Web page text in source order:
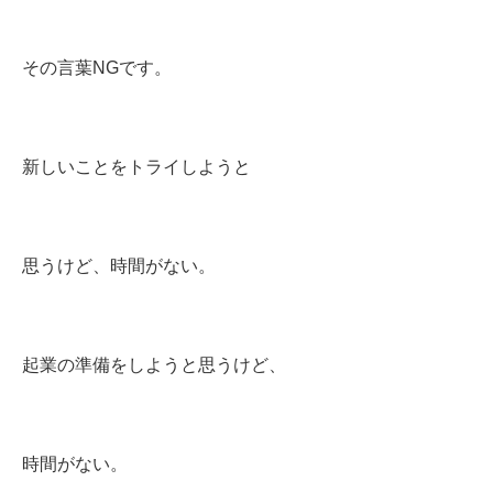
その言葉NGです。
新しいことをトライしようと
思うけど、時間がない。
起業の準備をしようと思うけど、
時間がない。